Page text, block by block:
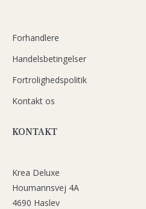
Forhandlere
Handelsbetingelser
Fortrolighedspolitik
Kontakt os
KONTAKT
Krea Deluxe
Houmannsvej 4A
4690 Haslev